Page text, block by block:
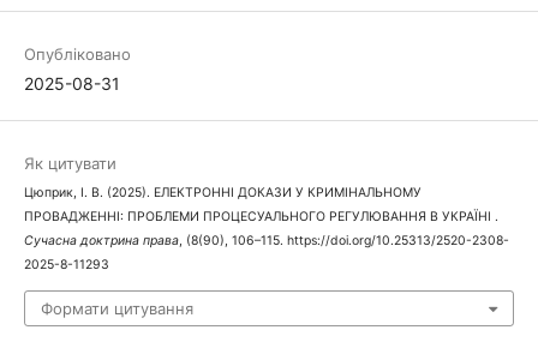
Опубліковано
2025-08-31
Як цитувати
Цюприк, І. В. (2025). ЕЛЕКТРОННІ ДОКАЗИ У КРИМІНАЛЬНОМУ
ПРОВАДЖЕННІ: ПРОБЛЕМИ ПРОЦЕСУАЛЬНОГО РЕГУЛЮВАННЯ В УКРАЇНІ .
Сучасна доктрина права, (8(90), 106–115. https://doi.org/10.25313/2520-2308-
2025-8-11293
Формати цитування